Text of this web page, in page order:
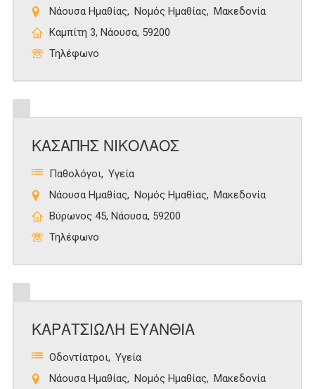
Νάουσα Ημαθίας Νομός Ημαθίας
Μακεδονία
Καμπίτη 3, Νάουσα, 59200
Τηλέφωνο
ΚΑΣΑΠΗΣ ΝΙΚΟΛΑΟΣ
Παθολόγοι Υγεία
Νάουσα Ημαθίας
Νομός Ημαθίας
Μακεδονία
Βύρωνος 45, Νάουσα, 59200
Τηλέφωνο
ΚΑΡΑΤΣΙΩΛΗ ΕΥΑΝΘΙΑ
Οδοντίατροι Υγεία
Νάουσα Ημαθίας
Νομός Ημαθίας
Μακεδονία